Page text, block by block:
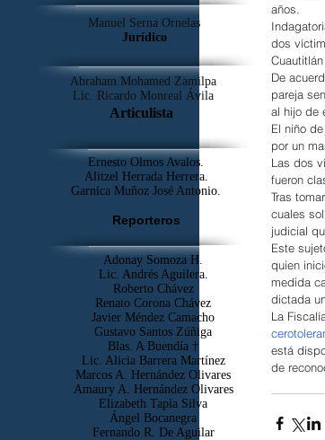
años.
dos
De
pareja
al hijo de
El niño
por un
Las dos
fueron
Tras
cuales
judicial
Este
quien
medida
dictada
La
está
de
Manuel Serna Ornelas
Jurídico
Abraham Mohamed Zamilpa
Lic. Ricardo Monreal Ávila
Articulista
Ernesto Olmos Avalos.
Alitzel Herrada Herrera.
Garnica Muñoz José Antonio.
Reporteros
Adonay Somoza H.
Lic. Andrés Aguilera.
Roberto Chávez
Renato Corona Chávez
Javier Méndez Camacho
Gustavo Santos Zúñiga
Blas. A Buendía †
​Lic. Alicia Barrera Martínez
Marcos A. Hernández Olivares
Amaury A. Hernández Olivares
Elizabeth Tapia Silva
Ángel Bocanegra
Fernando R. De Aguilar